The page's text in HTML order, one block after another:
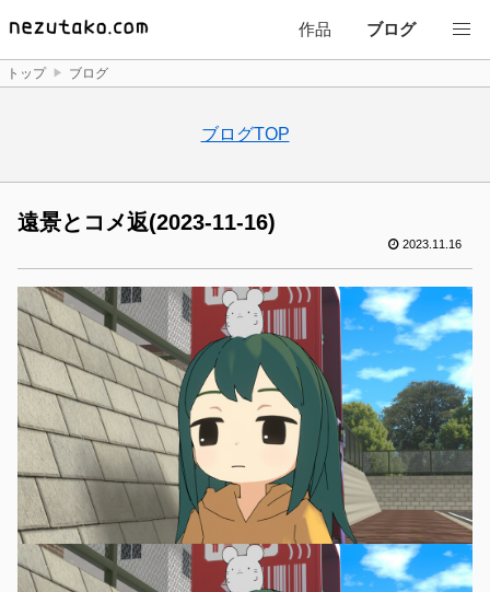
作品 ブログ
トップ ブログ
ブログTOP
遠景とコメ返(2023-11-16)
2023.11.16